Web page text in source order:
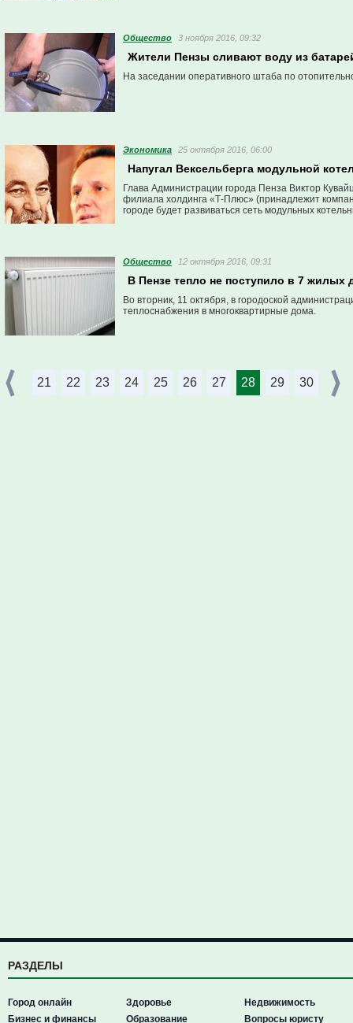
Общество 3 ноября 2016, 09:32
Жители Пензы сливают воду из
На заседании оперативного штаба по
Экономика 25 октября 2016, 06:00
Напугал Вексельберга модульной
Глава Администрации города Пенза Виктор
филиала холдинга «Т-Плюс» (принадлежит
городе будет развиваться сеть модульных
Общество 12 октября 2016, 09:31
В Пензе тепло не поступило в 7 жилых
Во вторник, 11 октября, в городоской
теплоснабжения в многоквартирные дома.
21 22 23 24 25 26 27 28 29 30
РАЗДЕЛЫ
Город онлайн
Бизнес и финансы
Здоровье
Образование
Недвижимость
Вопросы юристу